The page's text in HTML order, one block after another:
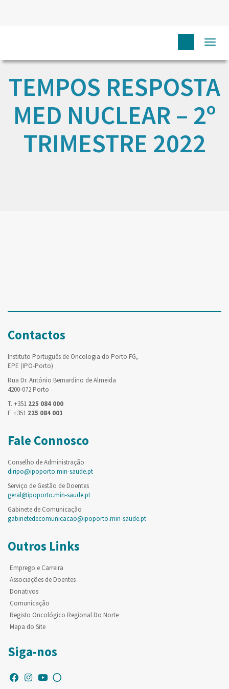
TEMPOS RESPOSTA
MED NUCLEAR – 2º
TRIMESTRE 2022
Contactos
Instituto Português de Oncologia do Porto FG,
EPE (IPO-Porto)
Rua Dr. António Bernardino de Almeida
4200-072 Porto
T. +351 225 084 000
F. +351 225 084 001
Fale Connosco
Conselho de Administração
diripo@ipoporto.min-saude.pt
Serviço de Gestão de Doentes
geral@ipoporto.min-saude.pt
Gabinete de Comunicação
gabinetedecomunicacao@ipoporto.min-saude.pt
Outros Links
Emprego e Carreira
Associações de Doentes
Donativos
Comunicação
Registo Oncológico Regional Do Norte
Mapa do Site
Siga-nos